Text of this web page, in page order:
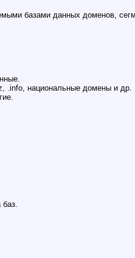
базами данных доменов,
.info, национальные домены и др.
баз.